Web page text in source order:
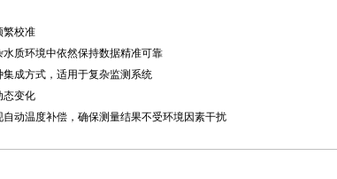
繁校准
质环境中依然保持数据精准可靠
成方式，适用于复杂监测系统
态变化
动温度补偿，确保测量结果不受环境因素干扰